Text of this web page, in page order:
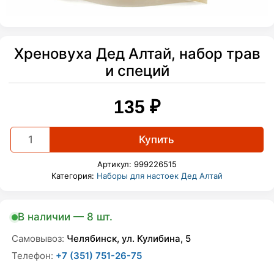
Хреновуха Дед Алтай, набор трав
и специй
135 ₽
Хреновуха
специй
quantity
Купить
Артикул: 999226515
Категория: Наборы для настоек Дед Алтай
В наличии — 8 шт.
Самовывоз: Челябинск, ул. Кулибина, 5
Телефон: +7 (351) 751-26-75